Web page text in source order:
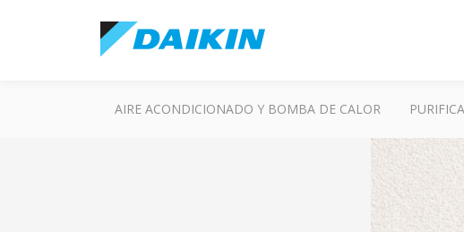
AIRE ACONDICIONADO Y BOMBA DE CALOR